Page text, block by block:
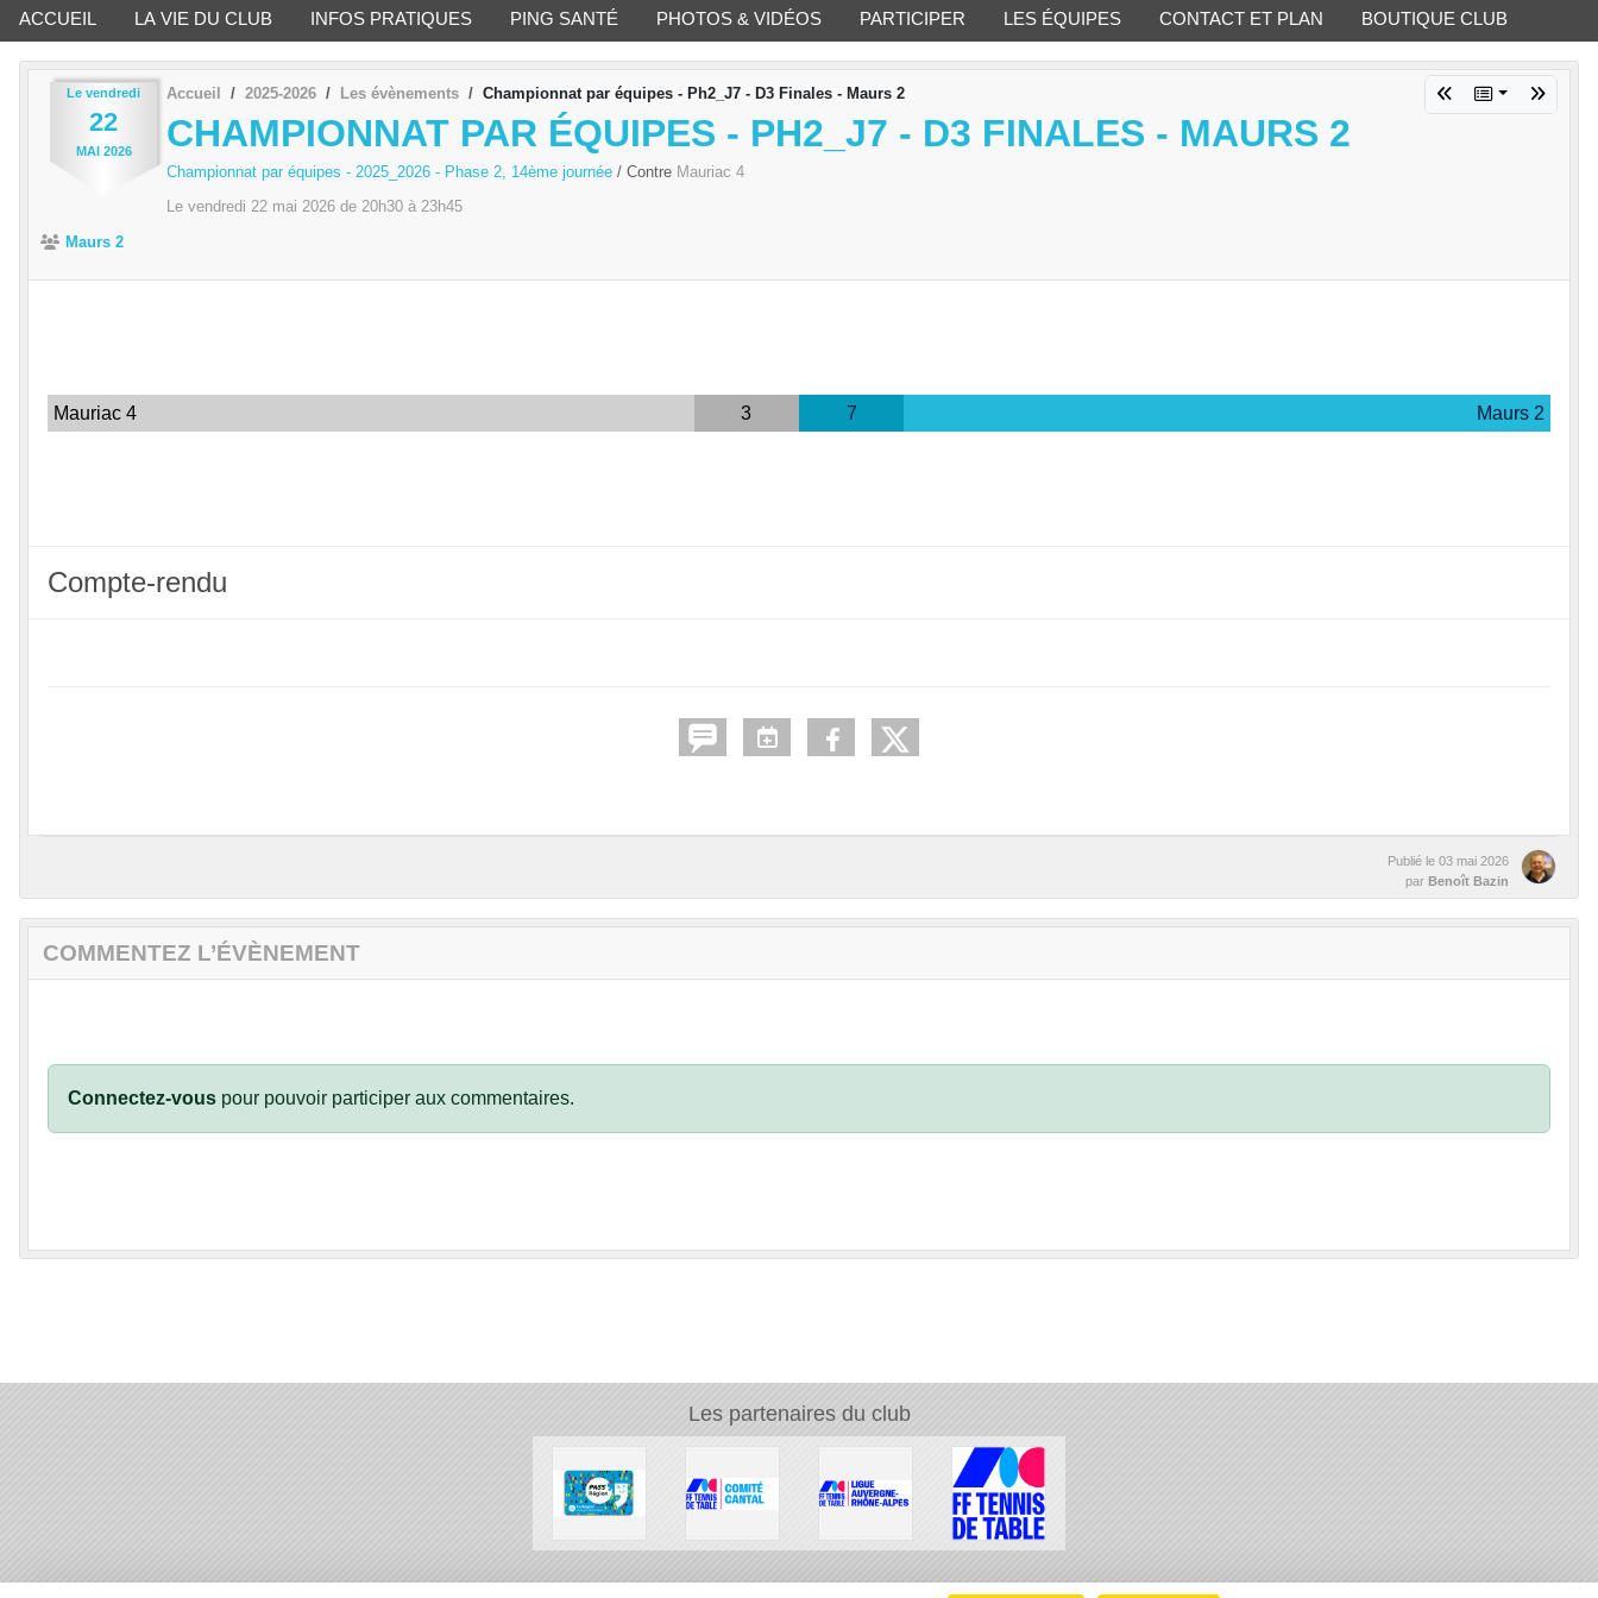
ACCUEIL LA VIE DU CLUB INFOS PRATIQUES PING SANTÉ PHOTOS & VIDÉOS PARTICIPER LES ÉQUIPES CONTACT ET PLAN BOUTIQUE CLUB
Le vendredi
22
MAI 2026
Accueil 2025-2026 Les évènements Championnat par équipes - Ph2_J7 - D3 Finales - Maurs 2
CHAMPIONNAT PAR ÉQUIPES - PH2_J7 - D3 FINALES - MAURS 2
Championnat par équipes - 2025_2026 - Phase 2, 14ème journée / Contre Mauriac 4
Le vendredi 22 mai 2026 de 20h30 à 23h45
Maurs 2
Mauriac 4 3 7 Maurs 2
Compte-rendu
Publié le 03 mai 2026
par Benoît Bazin
COMMENTEZ L’ÉVÈNEMENT
Connectez-vous pour pouvoir participer aux commentaires.
Les partenaires du club